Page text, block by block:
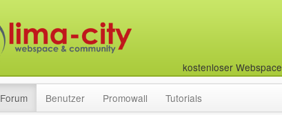
kostenloser Webspace
Forum Benutzer Promowall Tutorials